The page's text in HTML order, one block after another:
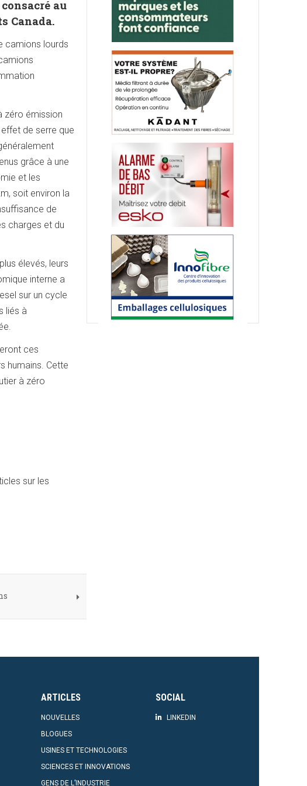
au
Canada.
camions lourds
zéro émission
de serre que
grâce à une
et les
soit environ la
de
charges et du
élevés, leurs
interne a
sur un cycle
liés à
ces
humains. Cette
à zéro
sur les
ARTICLES
NOUVELLES
BLOGUES
USINES ET TECHNOLOGIES
SCIENCES ET INNOVATIONS
GENS DE L’INDUSTRIE
SOCIAL
LINKEDIN